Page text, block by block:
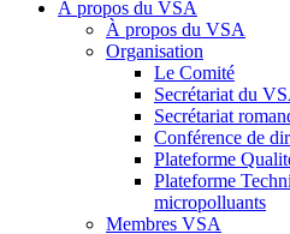
À propos du VSA
À propos du VSA
Organisation
Le Comité
Secrétariat du
Secrétariat
Conférence de
Plateforme
Plateforme
micropolluants
Membres VSA